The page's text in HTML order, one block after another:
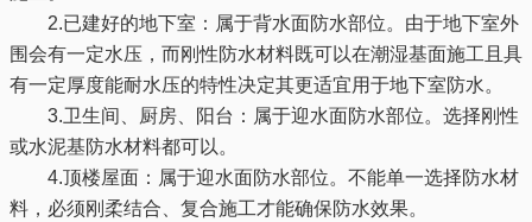
2.已建好的地下室：属于背水面防水部位。由于地下室外
围会有一定水压，而刚性防水材料既可以在潮湿基面施工且具
有一定厚度能耐水压的特性决定其更适宜用于地下室防水。
3.卫生间、厨房、阳台：属于迎水面防水部位。选择刚性
或水泥基防水材料都可以。
4.顶楼屋面：属于迎水面防水部位。不能单一选择防水材
料，必须刚柔结合、复合施工才能确保防水效果。